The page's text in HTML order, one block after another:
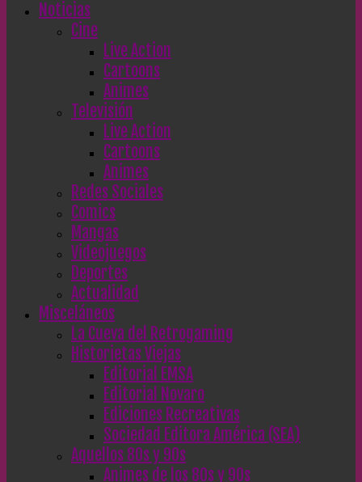
Noticias
Cine
Live Action
Cartoons
Animes
Televisión
Live Action
Cartoons
Animes
Redes Sociales
Comics
Mangas
Videojuegos
Deportes
Actualidad
Misceláneos
La Cueva del Retrogaming
Historietas Viejas
Editorial EMSA
Editorial Novaro
Ediciones Recreativas
Sociedad Editora América (SEA)
Aquellos 80s y 90s
Animes de los 80s y 90s